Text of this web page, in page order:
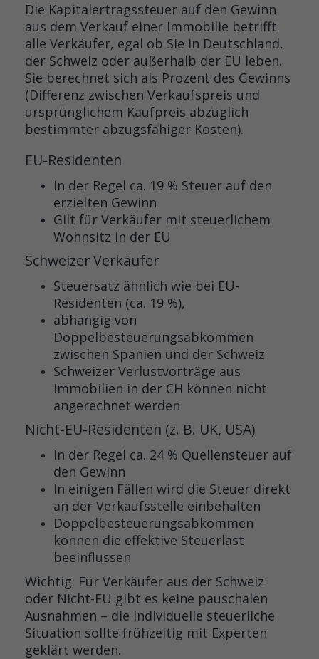
Die Kapitalertragssteuer auf den Gewinn
aus dem Verkauf einer Immobilie betrifft
alle Verkäufer, egal ob Sie in Deutschland,
der Schweiz oder außerhalb der EU leben.
Sie berechnet sich als Prozent des Gewinns
(Differenz zwischen Verkaufspreis und
ursprünglichem Kaufpreis abzüglich
bestimmter abzugsfähiger Kosten).
EU-Residenten
In der Regel ca. 19 % Steuer auf den
erzielten Gewinn
Gilt für Verkäufer mit steuerlichem
Wohnsitz in der EU
Schweizer Verkäufer
Steuersatz ähnlich wie bei EU-
Residenten (ca. 19 %),
abhängig von
Doppelbesteuerungsabkommen
zwischen Spanien und der Schweiz
Schweizer Verlustvorträge aus
Immobilien in der CH können nicht
angerechnet werden
Nicht-EU-Residenten (z. B. UK, USA)
In der Regel ca. 24 % Quellensteuer auf
den Gewinn
In einigen Fällen wird die Steuer direkt
an der Verkaufsstelle einbehalten
Doppelbesteuerungsabkommen
können die effektive Steuerlast
beeinflussen
Wichtig: Für Verkäufer aus der Schweiz
oder Nicht-EU gibt es keine pauschalen
Ausnahmen – die individuelle steuerliche
Situation sollte frühzeitig mit Experten
geklärt werden.